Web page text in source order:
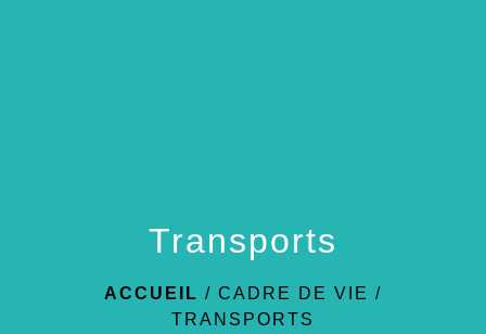
Transports
ACCUEIL / CADRE DE VIE /
TRANSPORTS